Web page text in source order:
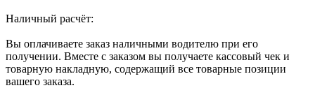
Наличный расчёт:
Вы оплачиваете заказ наличными водителю при его
получении. Вместе с заказом вы получаете кассовый чек и
товарную накладную, содержащий все товарные позиции
вашего заказа.